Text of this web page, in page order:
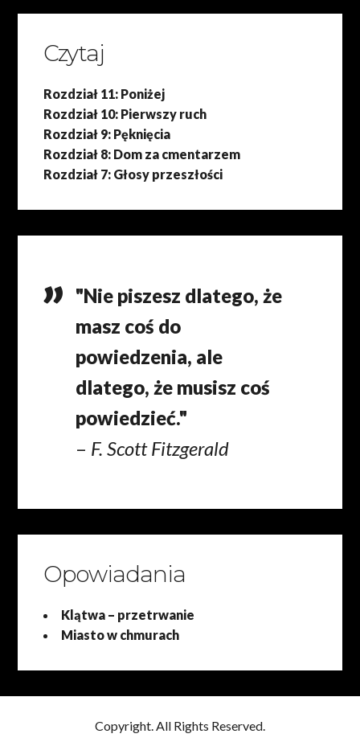
Czytaj
Rozdział 11: Poniżej
Rozdział 10: Pierwszy ruch
Rozdział 9: Pęknięcia
Rozdział 8: Dom za cmentarzem
Rozdział 7: Głosy przeszłości
"Nie piszesz dlatego, że
masz coś do
powiedzenia, ale
dlatego, że musisz coś
powiedzieć."
– F. Scott Fitzgerald
Opowiadania
Klątwa – przetrwanie
Miasto w chmurach
Copyright. All Rights Reserved.